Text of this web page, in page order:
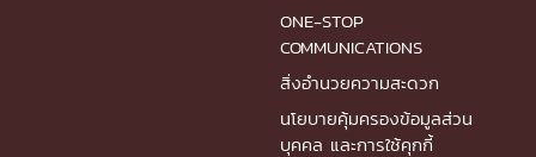
ONE-STOP
COMMUNICATIONS
สิ่งอำนวยความสะดวก
นโยบายคุ้มครองข้อมูลส่วน
บุคคล และการใช้คุกกี้